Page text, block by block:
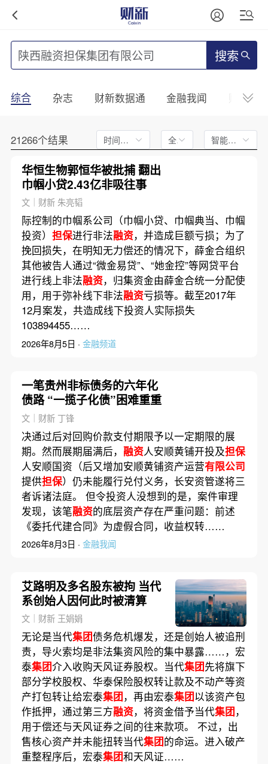
搜索
综合 杂志 财新数据通 金融我闻 财新
21266个结果 时间不限 全文 智能排序
华恒生物郭恒华被批捕 翻出
巾帼小贷2.43亿非吸往事
文｜财新 朱亮韬
际控制的巾帼系公司（巾帼小贷、巾帼典当、巾帼
投资） 担保进行非法融资，并造成巨额亏损；为了
挽回损失，在明知无力偿还的情况下，薛金合组织
其他被告人通过“微金易贷”、“她金控”等网贷平台
进行线上非法融资，归集资金由薛金合统一分配使
用，用于弥补线下非法融资亏损等。截至2017年
12月案发，共造成线下投资人实际损失
103894455……
2026年8月5日 · 金融频道
一笔贵州非标债务的六年化
债路 “一揽子化债”困难重重
文｜财新 丁锋
决通过后对回购价款支付期限予以一定期限的展
期。然而展期届满后， 融资人安顺黄铺开投及担保
人安顺国资（后又增加安顺黄铺资产运营有限公司
提供担保）仍未能履行兑付义务，长安资管遂将三
者诉诸法庭。 但令投资人没想到的是，案件审理
发现，该笔融资的底层资产存在严重问题：前述
《委托代建合同》为虚假合同，收益权转……
2026年8月3日 · 金融我闻
艾路明及多名股东被拘 当代
系创始人因何此时被清算
文｜财新 王娟娟
无论是当代集团债务危机爆发，还是创始人被追刑
责，导火索均是非法集资风险的集中暴露……，宏
泰集团介入收购天风证券股权。当代集团先将旗下
部分学校股权、华泰保险股权转让款及不动产等资
产打包转让给宏泰集团，再由宏泰集团以该资产包
作抵押，通过第三方融资，将资金借予当代集团，
用于偿还与天风证券之间的往来款项。 不过，出
售核心资产并未能扭转当代集团的命运。进入破产
重整程序后，宏泰集团和天风证……